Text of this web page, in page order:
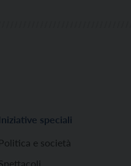
Iniziative speciali
Politica e società